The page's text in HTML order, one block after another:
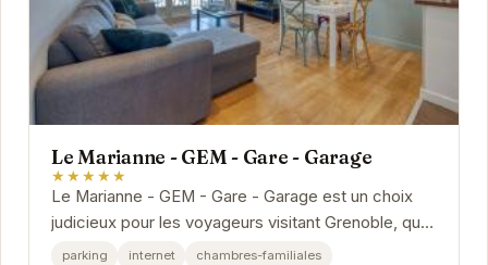
Le Marianne - GEM - Gare - Garage
★★★★★
Le Marianne - GEM - Gare - Garage est un choix
judicieux pour les voyageurs visitant Grenoble, que
ce soit pour un court séjour ou un voyage...
parking internet
chambres-familiales